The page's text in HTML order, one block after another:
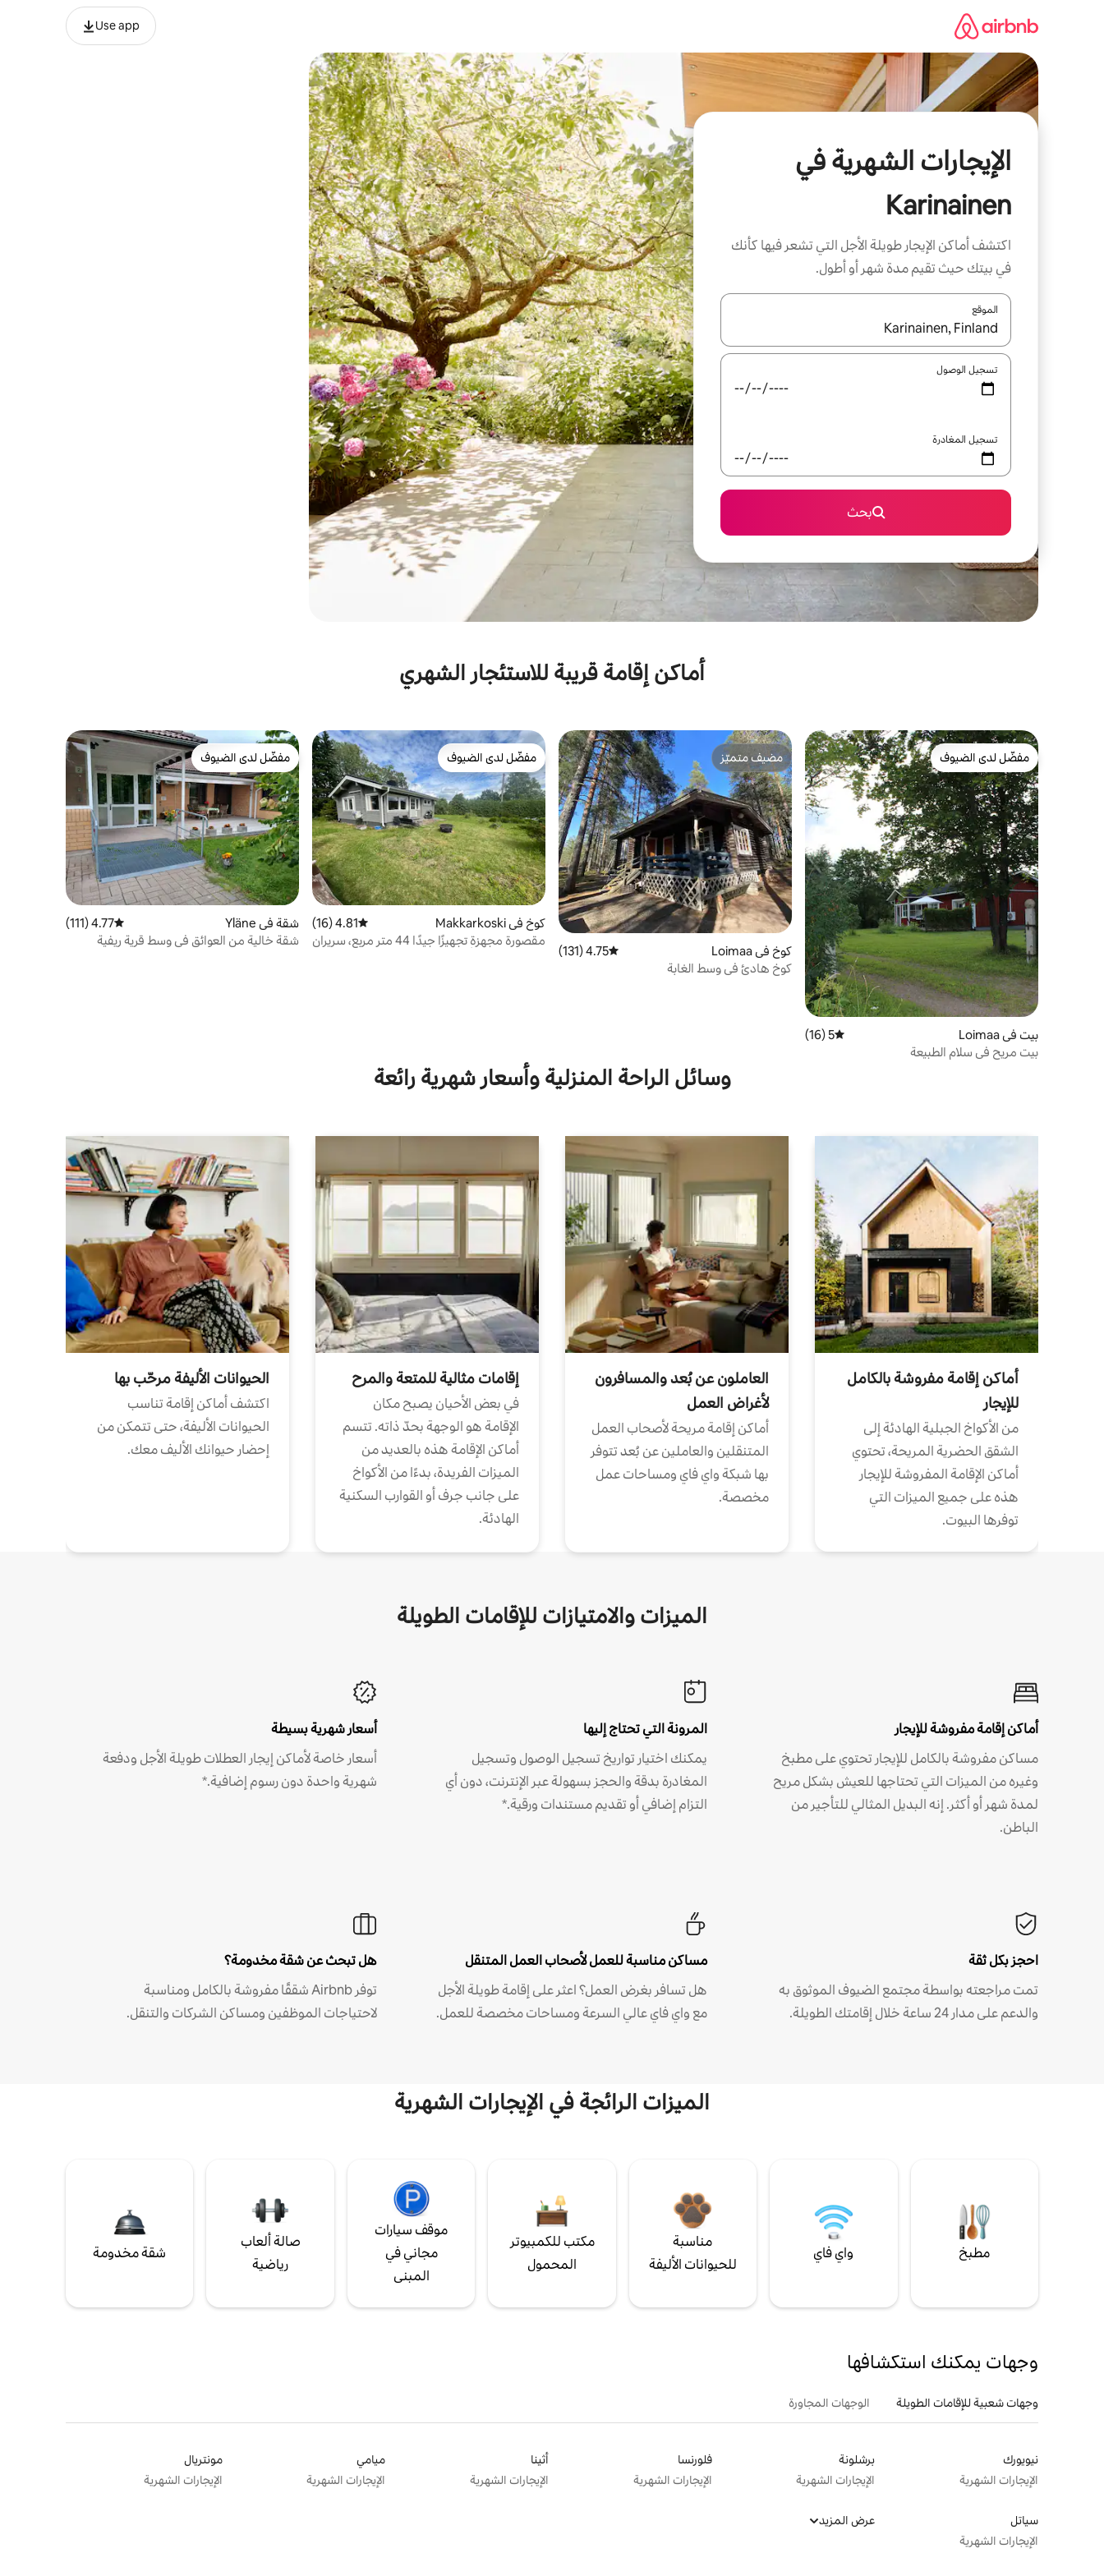
Use app
الإيجارات الشهرية في
Karinainen
اكتشف أماكن الإيجار طويلة الأجل التي تشعر فيها كأنك
في بيتك حيث تقيم مدة شهر أو أطول.
الموقع
عند توفر النتائج، انتقل باستخدام السهمين لأعلى ولأسفل أو استكشف عن طريق اللمس أو السحب.
تسجيل الوصول
تسجيل المغادرة
بحث
أماكن إقامة قريبة للاستئجار الشهري
مفضّل لدى الضيوف
مفضّل لدى الضيوف
بيت في Loimaa متوسط التقييم 5 من 5، 16 مراجعات
5 (16)
بيت مريح في سلام الطبيعة
مضيف متميّز
مضيف متميّز
كوخ في Loimaa متوسط التقييم 4.75 من 5، 131 مراجعات
4.75 (131)
كوخ هادئ في وسط الغابة
مفضّل لدى الضيوف
مفضّل لدى الضيوف
كوخ في Makkarkoski متوسط التقييم 4.81 من 5، 16 مراجعات
4.81 (16)
مقصورة مجهزة تجهيزًا جيدًا 44 متر مربع، سريران
مفضّل لدى الضيوف
مفضّل لدى الضيوف
شقة في Yläne متوسط التقييم 4.77 من 5، 111 مراجعات
4.77 (111)
شقة خالية من العوائق في وسط قرية ريفية
وسائل الراحة المنزلية وأسعار شهرية رائعة
أماكن إقامة مفروشة بالكامل
للإيجار
من الأكواخ الجبلية الهادئة إلى
الشقق الحضرية المريحة، تحتوي
أماكن الإقامة المفروشة للإيجار
هذه على جميع الميزات التي
توفرها البيوت.
العاملون عن بُعد والمسافرون
لأغراض العمل
أماكن إقامة مريحة لأصحاب العمل
المتنقلين والعاملين عن بُعد تتوفر
بها شبكة واي فاي ومساحات عمل
مخصصة.
إقامات مثالية للمتعة والمرح
في بعض الأحيان يصبح مكان
الإقامة هو الوجهة بحدّ ذاته. تتسم
أماكن الإقامة هذه بالعديد من
الميزات الفريدة، بدءًا من الأكواخ
على جانب جرف أو القوارب السكنية
الهادئة.
الحيوانات الأليفة مرحّب بها
اكتشف أماكن إقامة تناسب
الحيوانات الأليفة، حتى تتمكن من
إحضار حيوانك الأليف معك.
الميزات والامتيازات للإقامات الطويلة
أماكن إقامة مفروشة للإيجار
مساكن مفروشة بالكامل للإيجار تحتوي على مطبخ
وغيره من الميزات التي تحتاجها للعيش بشكل مريح
لمدة شهر أو أكثر. إنه البديل المثالي للتأجير من
الباطن.
المرونة التي تحتاج إليها
يمكنك اختيار تواريخ تسجيل الوصول وتسجيل
المغادرة بدقة والحجز بسهولة عبر الإنترنت، دون أي
التزام إضافي أو تقديم مستندات ورقية.*
أسعار شهرية بسيطة
أسعار خاصة لأماكن إيجار العطلات طويلة الأجل ودفعة
شهرية واحدة دون رسوم إضافية.*
احجز بكل ثقة
تمت مراجعته بواسطة مجتمع الضيوف الموثوق به
والدعم على مدار 24 ساعة خلال إقامتك الطويلة.
مساكن مناسبة للعمل لأصحاب العمل المتنقل
هل تسافر بغرض العمل؟ اعثر على إقامة طويلة الأجل
مع واي فاي عالي السرعة ومساحات مخصصة للعمل.
هل تبحث عن شقة مخدومة؟
توفر Airbnb شققًا مفروشة بالكامل ومناسبة
لاحتياجات الموظفين ومساكن الشركات والتنقل.
الميزات الرائجة في الإيجارات الشهرية
مطبخ واي فاي
مناسبة
للحيوانات الأليفة
مكتب للكمبيوتر
المحمول
موقف سيارات
مجاني في
المبنى
صالة ألعاب
رياضية
شقة مخدومة
وجهات يمكنك استكشافها
وجهات شعبية للإقامات الطويلة الوجهات المجاورة
نيويورك
الإيجارات الشهرية
برشلونة
الإيجارات الشهرية
فلورنسا
الإيجارات الشهرية
أثينا
الإيجارات الشهرية
ميامي
الإيجارات الشهرية
مونتريال
الإيجارات الشهرية
سياتل
الإيجارات الشهرية
عرض المزيد